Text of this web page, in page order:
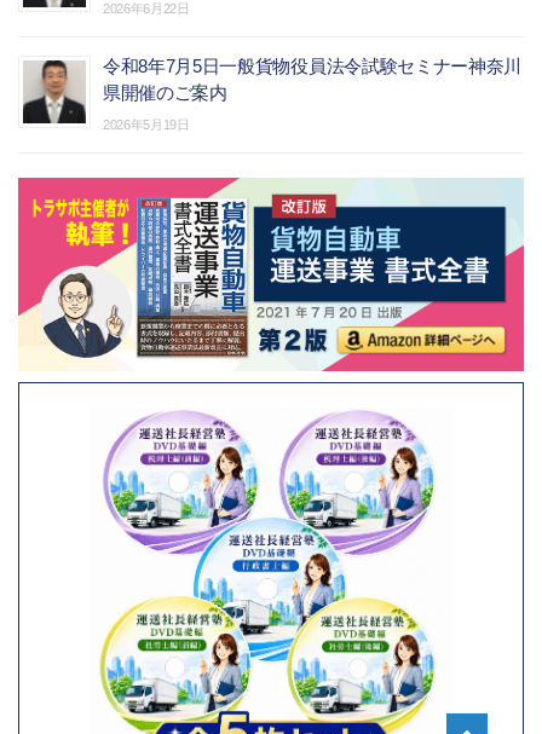
2026年6月22日
令和8年7月5日一般貨物役員法令試験セミナー神奈川
県開催のご案内
2026年5月19日